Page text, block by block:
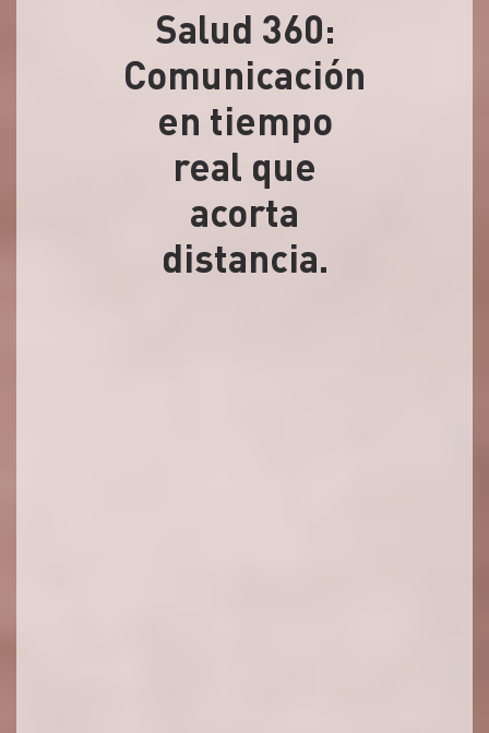
Salud 360:
Comunicación
en tiempo
real que
acorta
distancia.